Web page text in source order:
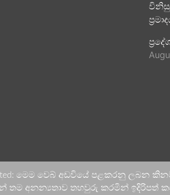
මෙම වෙබ් අඩවියේ පළකරනු
තම අනන්‍යතාව තහවුරු කරමින් ඉදිරිපත්